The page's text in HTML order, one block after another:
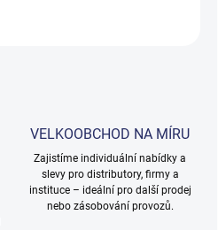
VELKOOBCHOD NA MÍRU
Zajistíme individuální nabídky a
slevy pro distributory, firmy a
instituce – ideální pro další prodej
nebo zásobování provozů.